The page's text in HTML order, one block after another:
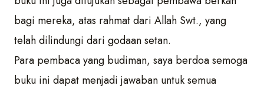
bagi mereka, atas rahmat dari Allah Swt., yang
telah dilindungi dari godaan setan.
Para pembaca yang budiman, saya berdoa semoga
buku ini dapat menjadi jawaban untuk semua